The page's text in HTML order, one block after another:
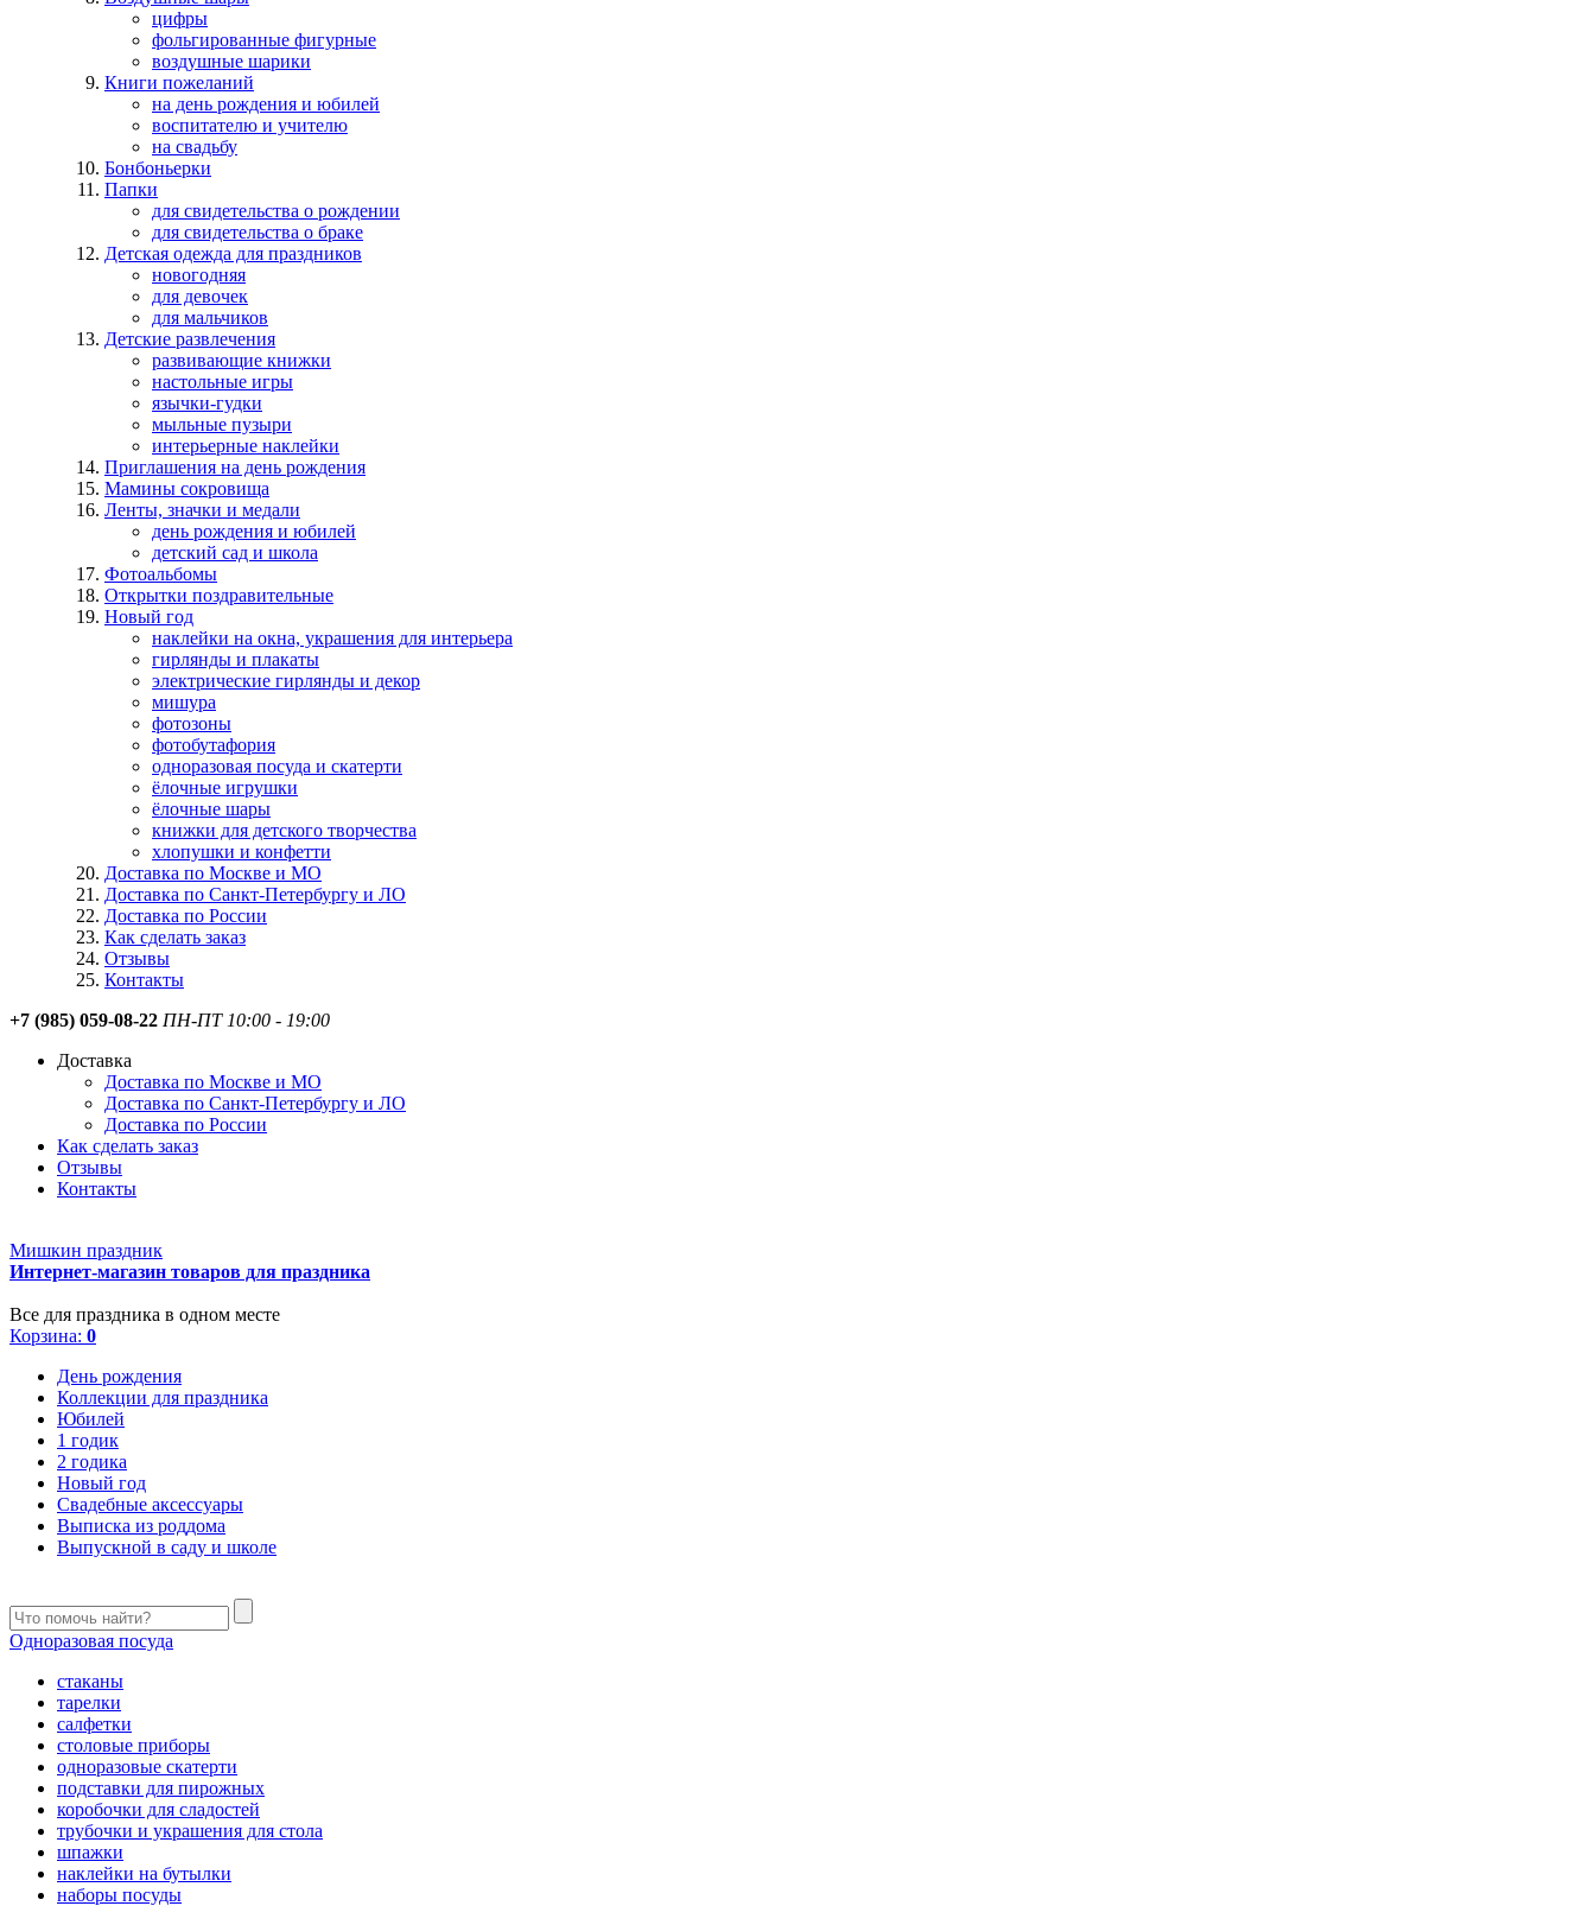
цифры
фольгированные фигурные
воздушные шарики
Книги пожеланий
на день рождения и юбилей
воспитателю и учителю
на свадьбу
Бонбоньерки
Папки
для свидетельства о рождении
для свидетельства о браке
Детская одежда для праздников
новогодняя
для девочек
для мальчиков
Детские развлечения
развивающие книжки
настольные игры
язычки-гудки
мыльные пузыри
интерьерные наклейки
Приглашения на день рождения
Мамины сокровища
Ленты, значки и медали
день рождения и юбилей
детский сад и школа
Фотоальбомы
Открытки поздравительные
Новый год
наклейки на окна, украшения для интерьера
гирлянды и плакаты
электрические гирлянды и декор
мишура
фотозоны
фотобутафория
одноразовая посуда и скатерти
ёлочные игрушки
ёлочные шары
книжки для детского творчества
хлопушки и конфетти
Доставка по Москве и МО
Доставка по Санкт-Петербургу и ЛО
Доставка по России
Как сделать заказ
Отзывы
Контакты
+7 (985) 059-08-22 ПН-ПТ 10:00 - 19:00
Доставка
Доставка по Москве и МО
Доставка по Санкт-Петербургу и ЛО
Доставка по России
Как сделать заказ
Отзывы
Контакты
Мишкин праздник
Интернет-магазин товаров для праздника
Все для праздника в одном месте
Корзина: 0
День рождения
Коллекции для праздника
Юбилей
1 годик
2 годика
Новый год
Свадебные аксессуары
Выписка из роддома
Выпускной в саду и школе
Одноразовая посуда
стаканы
тарелки
салфетки
столовые приборы
одноразовые скатерти
подставки для пирожных
коробочки для сладостей
трубочки и украшения для стола
шпажки
наклейки на бутылки
наборы посуды